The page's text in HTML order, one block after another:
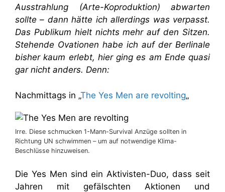
Ausstrahlung (Arte-Koproduktion) abwarten
sollte – dann hätte ich allerdings was verpasst.
Das Publikum hielt nichts mehr auf den Sitzen.
Stehende Ovationen habe ich auf der Berlinale
bisher kaum erlebt, hier ging es am Ende quasi
gar nicht anders. Denn:
Nachmittags in „The Yes Men are revolting„
Irre. Diese schmucken 1-Mann-Survival Anzüge sollten in
Richtung UN schwimmen – um auf notwendige Klima-
Beschlüsse hinzuweisen.
Die Yes Men sind ein Aktivisten-Duo, dass seit
Jahren mit gefälschten Aktionen und